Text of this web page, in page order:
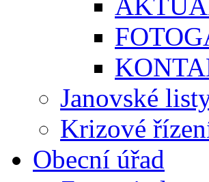
Janovské
Krizové
Obecní úřad